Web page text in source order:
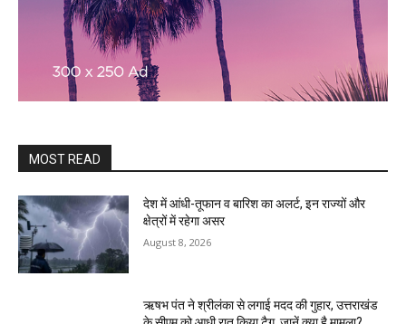
MOST READ
देश में आंधी-तूफान व बारिश का अलर्ट, इन राज्यों और
क्षेत्रों में रहेगा असर
August 8, 2026
ऋषभ पंत ने श्रीलंका से लगाई मदद की गुहार, उत्तराखंड